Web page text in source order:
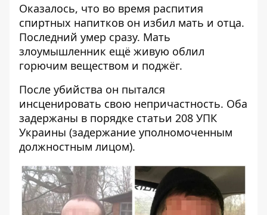
Оказалось, что во время распития
спиртных напитков он избил мать и отца.
Последний умер сразу. Мать
злоумышленник ещё живую облил
горючим веществом и поджёг.
После убийства он пытался
инсценировать свою непричастность. Оба
задержаны в порядке статьи 208 УПК
Украины (задержание уполномоченным
должностным лицом).